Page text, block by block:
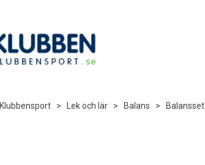
Klubbensport > Lek och lär > Balans > Balansset